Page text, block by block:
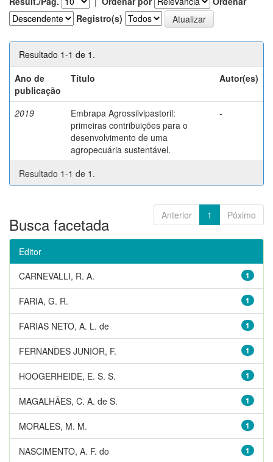
Registro(s)
Resultado 1-1 de 1.
Ano de
publicação
Título Autor(es)
2019
Embrapa Agrossilvipastoril:
primeiras contribuições para o
desenvolvimento de uma
agropecuária sustentável.
-
Resultado 1-1 de 1.
Anterior 1 Póximo
Busca facetada
Editor
1
CARNEVALLI, R. A.
1
FARIA, G. R.
1
FARIAS NETO, A. L. de
1
FERNANDES JUNIOR, F.
1
HOOGERHEIDE, E. S. S.
1
MAGALHÃES, C. A. de S.
1
MORALES, M. M.
1
NASCIMENTO, A. F. do